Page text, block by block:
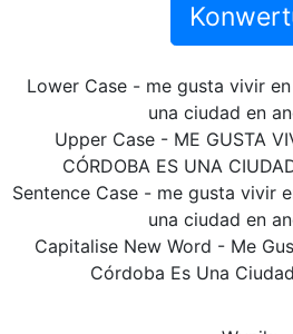
Lower Case - me gusta vivir
una ciudad en
Upper Case - ME GUSTA
CÓRDOBA ES UNA
Sentence Case - me gusta vivir
una ciudad en
Capitalise New Word - Me
Córdoba Es Una